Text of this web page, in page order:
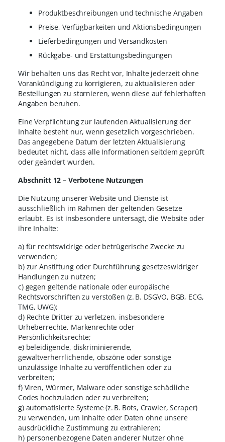
Produktbeschreibungen und technische Angaben
Preise, Verfügbarkeiten und Aktionsbedingungen
Lieferbedingungen und Versandkosten
Rückgabe- und Erstattungsbedingungen
Wir behalten uns das Recht vor, Inhalte jederzeit ohne
Vorankündigung zu korrigieren, zu aktualisieren oder
Bestellungen zu stornieren, wenn diese auf fehlerhaften
Angaben beruhen.
Eine Verpflichtung zur laufenden Aktualisierung der
Inhalte besteht nur, wenn gesetzlich vorgeschrieben.
Das angegebene Datum der letzten Aktualisierung
bedeutet nicht, dass alle Informationen seitdem geprüft
oder geändert wurden.
Abschnitt 12 – Verbotene Nutzungen
Die Nutzung unserer Website und Dienste ist
ausschließlich im Rahmen der geltenden Gesetze
erlaubt. Es ist insbesondere untersagt, die Website oder
ihre Inhalte:
a) für rechtswidrige oder betrügerische Zwecke zu
verwenden;
b) zur Anstiftung oder Durchführung gesetzeswidriger
Handlungen zu nutzen;
c) gegen geltende nationale oder europäische
Rechtsvorschriften zu verstoßen (z. B. DSGVO, BGB, ECG,
TMG, UWG);
d) Rechte Dritter zu verletzen, insbesondere
Urheberrechte, Markenrechte oder
Persönlichkeitsrechte;
e) beleidigende, diskriminierende,
gewaltverherrlichende, obszöne oder sonstige
unzulässige Inhalte zu veröffentlichen oder zu
verbreiten;
f) Viren, Würmer, Malware oder sonstige schädliche
Codes hochzuladen oder zu verbreiten;
g) automatisierte Systeme (z. B. Bots, Crawler, Scraper)
zu verwenden, um Inhalte oder Daten ohne unsere
ausdrückliche Zustimmung zu extrahieren;
h) personenbezogene Daten anderer Nutzer ohne